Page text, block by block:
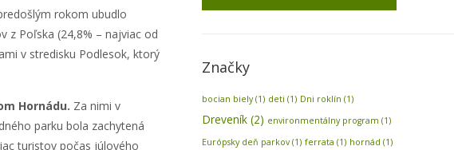
rokom ubudlo
z Poľska (24,8% – najviac od
v stredisku Podlesok, ktorý
Hornádu. Za nimi v
parku bola zachytená
turistov počas júlového
Značky
bocian biely(1) deti (1) Dni roklín (1)
Dreveník(2) environmentálny program (1)
Európsky deň parkov(1) ferrata (1) hornád (1)